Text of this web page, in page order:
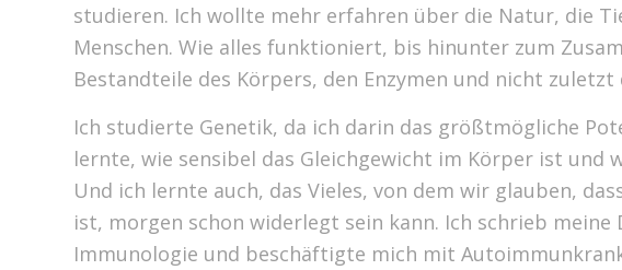
studieren. Ich wollte mehr erfahren über die Natur, die
Menschen. Wie alles funktioniert, bis hinunter zum
Bestandteile des Körpers, den Enzymen und nicht zuletzt
Ich studierte Genetik, da ich darin das größtmögliche
lernte, wie sensibel das Gleichgewicht im Körper ist und
Und ich lernte auch, das Vieles, von dem wir glauben,
ist, morgen schon widerlegt sein kann. Ich schrieb
Immunologie und beschäftigte mich mit